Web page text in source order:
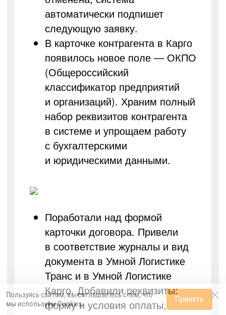
автоматически подпишет
следующую заявку.
В карточке контрагента в Карго
появилось новое поле — ОКПО
(Общероссийский
классификатор предприятий
и организаций). Храним полный
набор реквизитов контрагента
в системе и упрощаем работу
с бухгалтерскими
и юридическими данными.
Поработали над формой
карточки договора. Привели
в соответствие журналы и вид
документа в Умной Логистике
Транс и в Умной Логистике
Карго. Добавили реквизиты:
форму и условия оплаты,
Пользуясь сайтом, вы соглашаетесь с тем, что
мы используемCookies. Принять